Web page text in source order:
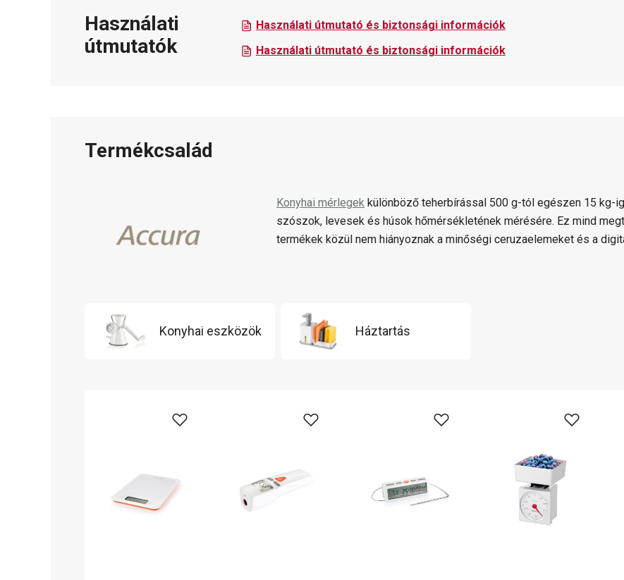
Használati
útmutatók
Használati útmutató és biztonsági információk
Használati útmutató és biztonsági információk
Termékcsalád
Konyhai mérlegek különböző teherbírással 500 g-tól egészen 15 kg-
szószok, levesek és húsok hőmérsékletének mérésére. Ez mind
termékek közül nem hiányoznak a minőségi ceruzaelemeket és a
Konyhai eszközök Háztartás